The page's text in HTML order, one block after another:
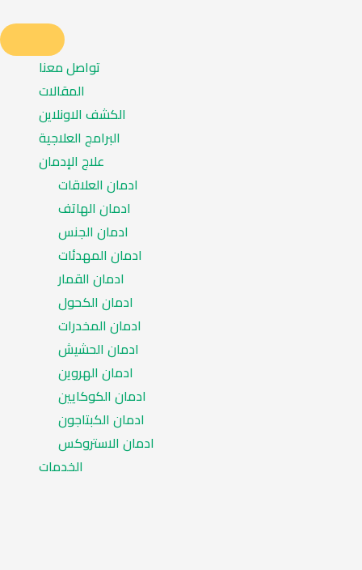
تواصل معنا
المقالات
الكشف الاونلاين
البرامج العلاجية
علاج الإدمان
ادمان العلاقات
ادمان الهاتف
ادمان الجنس
ادمان المهدئات
ادمان القمار
ادمان الكحول
ادمان المخدرات
ادمان الحشيش
ادمان الهروين
ادمان الكوكايين
ادمان الكبتاجون
ادمان الاستروكس
الخدمات